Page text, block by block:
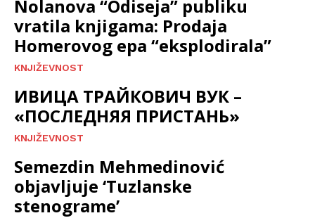
Nolanova “Odiseja” publiku
vratila knjigama: Prodaja
Homerovog epa “eksplodirala”
KNJIŽEVNOST
ИВИЦА ТРАЙКОВИЧ ВУК –
«ПОСЛЕДНЯЯ ПРИСТАНЬ»
KNJIŽEVNOST
Semezdin Mehmedinović
objavljuje ‘Tuzlanske
stenograme’